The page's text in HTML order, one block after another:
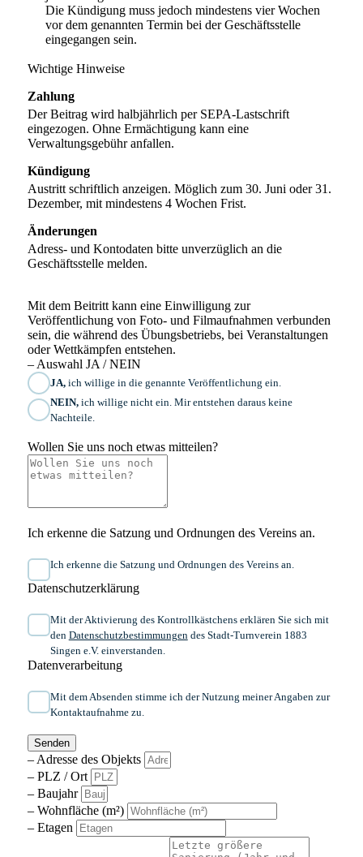
Die Kündigung muss jedoch mindestens vier Wochen
vor dem genannten Termin bei der Geschäftsstelle
eingegangen sein.
Wichtige Hinweise
Zahlung
Der Beitrag wird halbjährlich per SEPA-Lastschrift
eingezogen. Ohne Ermächtigung kann eine
Verwaltungsgebühr anfallen.
Kündigung
Austritt schriftlich anzeigen. Möglich zum 30. Juni oder 31.
Dezember, mit mindestens 4 Wochen Frist.
Änderungen
Adress- und Kontodaten bitte unverzüglich an die
Geschäftsstelle melden.
Mit dem Beitritt kann eine Einwilligung zur
Veröffentlichung von Foto- und Filmaufnahmen verbunden
sein, die während des Übungsbetriebs, bei Veranstaltungen
oder Wettkämpfen entstehen.
– Auswahl JA / NEIN
JA,ich willige in die genannte Veröffentlichung ein.
NEIN,ich willige nicht ein. Mir entstehen daraus keine
Nachteile.
Wollen Sie uns noch etwas mitteilen?
Ich erkenne die Satzung und Ordnungen des Vereins an.
Ich erkenne die Satzung und Ordnungen des Vereins an.
Datenschutzerklärung
Mit der Aktivierung des Kontrollkästchens erklären Sie sich mit
den Datenschutzbestimmungen des Stadt-Turnverein 1883
Singen e.V. einverstanden.
Datenverarbeitung
Mit dem Absenden stimme ich der Nutzung meiner Angaben zur
Kontaktaufnahme zu.
Senden
– Adresse des Objekts
– PLZ / Ort
– Baujahr
– Wohnfläche (m²)
– Etagen